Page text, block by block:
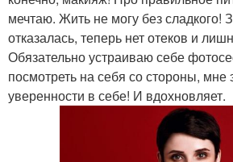
мечтаю. Жить не могу без сладкого!
отказалась, теперь нет отеков и
Обязательно устраиваю себе
посмотреть на себя со стороны, мне
уверенности в себе! И вдохновляет.